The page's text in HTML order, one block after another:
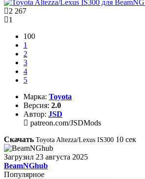
2 267
1
100
1
2
3
4
5
Марка: Toyota
Версия: 2.0
Автор: JSD
patreon.com/JSDMods
Скачать Toyota Altezza/Lexus IS300 10 сек
Загрузил 23 августа 2025
BeamNGhub
Популярное